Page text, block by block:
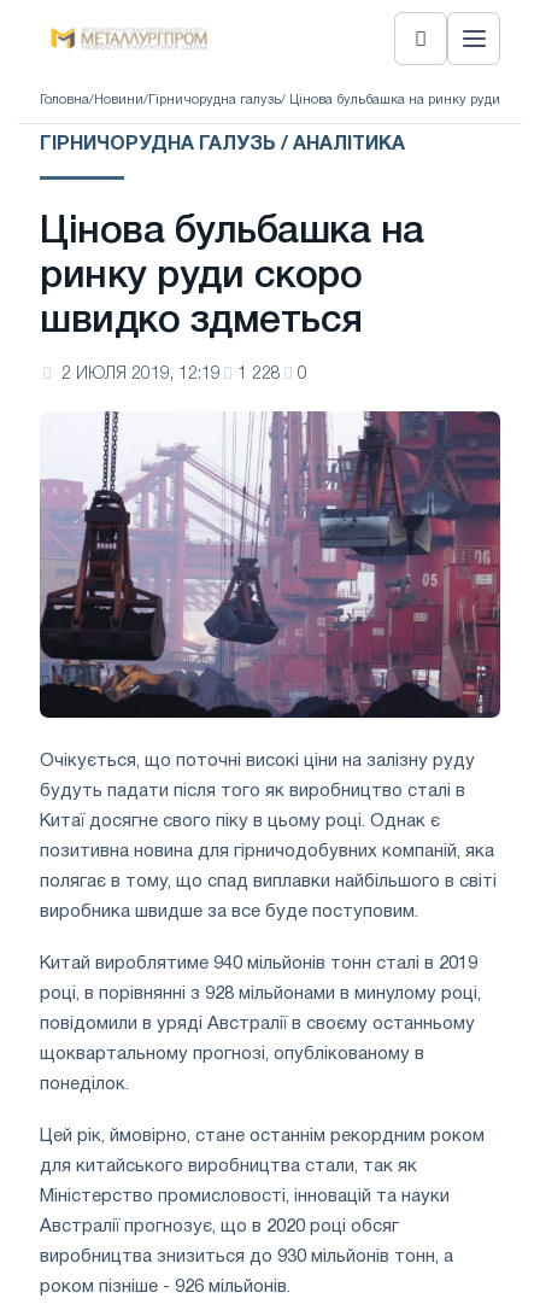
Головна/ Новини/ Гірничорудна галузь/ Цінова бульбашка на ринку руди
ГІРНИЧОРУДНА ГАЛУЗЬ / АНАЛІТИКА
Цінова бульбашка на
ринку руди скоро
швидко здметься
2 ИЮЛЯ 2019, 12:19 1 228 0
Очікується, що поточні високі ціни на залізну руду
будуть падати після того як виробництво сталі в
Китаї досягне свого піку в цьому році. Однак є
позитивна новина для гірничодобувних компаній, яка
полягає в тому, що спад виплавки найбільшого в світі
виробника швидше за все буде поступовим.
Китай вироблятиме 940 мільйонів тонн сталі в 2019
році, в порівнянні з 928 мільйонами в минулому році,
повідомили в уряді Австралії в своєму останньому
щоквартальному прогнозі, опублікованому в
понеділок.
Цей рік, ймовірно, стане останнім рекордним роком
для китайського виробництва стали, так як
Міністерство промисловості, інновацій та науки
Австралії прогнозує, що в 2020 році обсяг
виробництва знизиться до 930 мільйонів тонн, а
роком пізніше - 926 мільйонів.